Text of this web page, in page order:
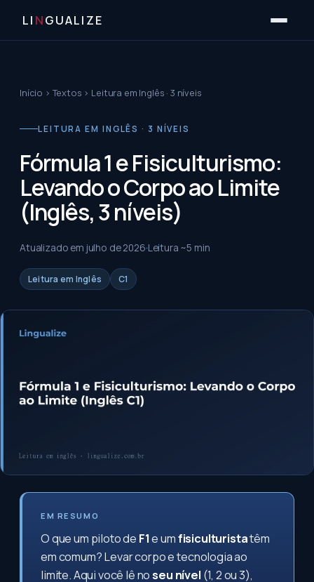
LI NGUALIZE
Início ›Textos › Leitura em Inglês · 3 níveis
LEITURA EM INGLÊS · 3 NÍVEIS
Fórmula 1 e Fisiculturismo:
Levando o Corpo ao Limite
(Inglês, 3 níveis)
Atualizado em julho de 2026Leitura ~5 min
Leitura em Inglês C1
EM RESUMO
O que um piloto de F1e umfisiculturistatêm
em comum? Levar corpo e tecnologia ao
limite. Aqui você lê noseu nível (1, 2 ou 3),